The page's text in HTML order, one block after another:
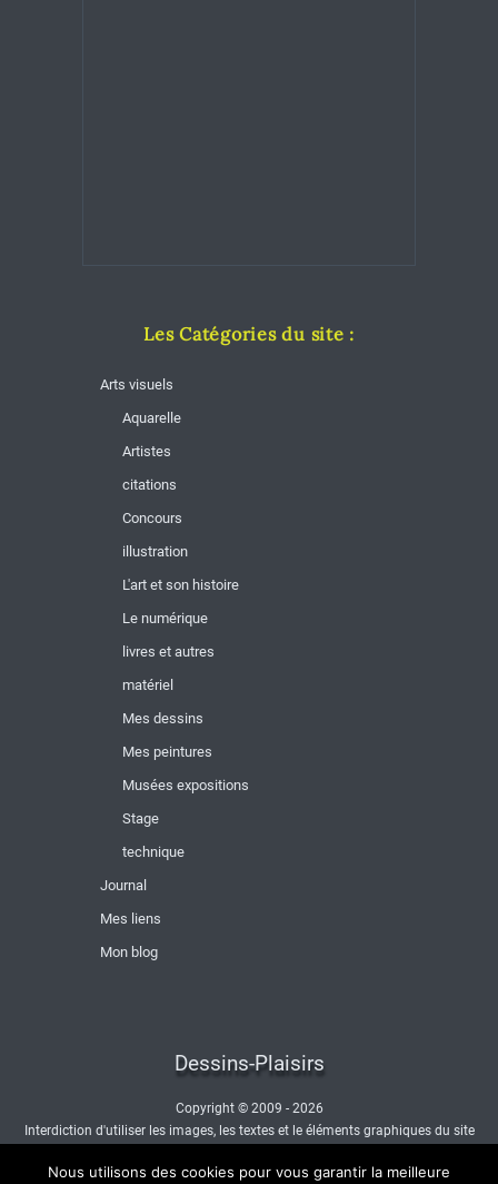
Les Catégories du site :
Arts visuels
Aquarelle
Artistes
citations
Concours
illustration
L'art et son histoire
Le numérique
livres et autres
matériel
Mes dessins
Mes peintures
Musées expositions
Stage
technique
Journal
Mes liens
Mon blog
Dessins-Plaisirs
Copyright © 2009 - 2026
Interdiction d'utiliser les images, les textes et le éléments graphiques du site
Nous utilisons des cookies pour vous garantir la meilleure